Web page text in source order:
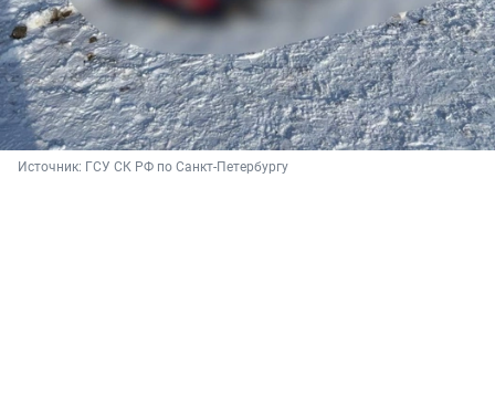
Источник: ГСУ СК РФ по Санкт-Петербургу